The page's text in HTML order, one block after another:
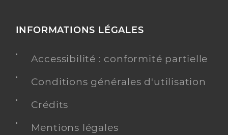
INFORMATIONS LÉGALES
Accessibilité : conformité partielle
Conditions générales d'utilisation
Crédits
Mentions légales